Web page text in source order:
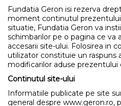
Fundatia Geron isi rezerva
moment continutul
situatie, Fundatia Geron va
schimbarilor pe o pagina ce va
accesarii site-ului. Folosirea in
utilizator constituie un raspuns
modificarilor aduse prezentului
Continutul site-ului
Informatiile publicate pe site
general despre www.geron.ro,